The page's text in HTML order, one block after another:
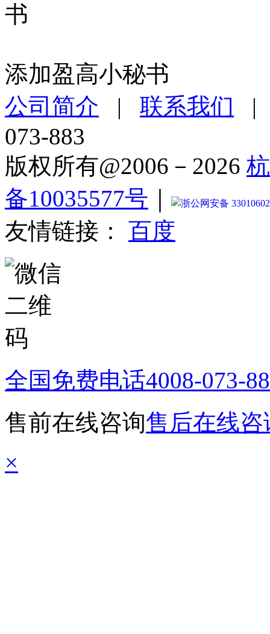
添加盈高小秘书
公司简介 | 联系我们
073-883
版权所有@2006－2026
备10035577号
浙公网安备
友情链接： 百度
全国免费电话4008-073-
售前在线咨询售后在线咨
×